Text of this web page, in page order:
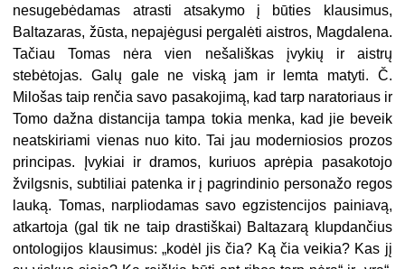
nesugebėdamas atrasti atsakymo į būties klausimus,
Baltazaras, žūsta, nepajėgusi pergalėti aistros, Magdalena.
Tačiau Tomas nėra vien nešališkas įvykių ir aistrų
stebėtojas. Galų gale ne viską jam ir lemta matyti. Č.
Milošas taip renčia savo pasakojimą, kad tarp naratoriaus ir
Tomo dažna distancija tampa tokia menka, kad jie beveik
neatskiriami vienas nuo kito. Tai jau moderniosios prozos
principas. Įvykiai ir dramos, kuriuos aprėpia pasakotojo
žvilgsnis, subtiliai patenka ir į pagrindinio personažo regos
lauką. Tomas, narpliodamas savo egzistencijos painiavą,
atkartoja (gal tik ne taip drastiškai) Baltazarą klupdančius
ontologijos klausimus: „kodėl jis čia? Ką čia veikia? Kas jį